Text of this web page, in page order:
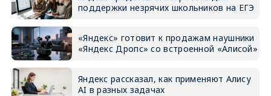
поддержки незрячих школьников на ЕГЭ
«Яндекс» готовит к продажам наушники
«Яндекс Дропс» со встроенной «Алисой»
Яндекс рассказал, как применяют Алису
AI в разных задачах